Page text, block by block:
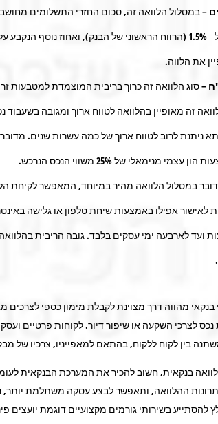
–במסלול הלוואה זה, סכום החזרי התשלומים מחושב
בה. זאת, בתוספת של 1.5% (הרווח הראשוני של הבנק),
את הלווה.
–סוג הלוואה זה כרוך בריבית המוצמדת למטבעות
זה מאופיין בהלוואה לטווח ארוך ומגובה בשעבוד
ניתנת לרוב לטווח ארוך של כמה עשרות שנים.
מנימאלי של 25% משווי הנכס הנרכש.
במסלול הלוואה מהיר במיוחד, המאפשר לקיחת
לאישור אפילו באמצעות שיחת טלפון או גלישה
ועד לארבעה ימי עסקים בלבד. גובה הריבית
בנקאי מהווה דרך מצוינת לקבלת מימון כספי לצרכים
לצרכי השקעה או שיפור דיור. לקוחות פרטיים
בין לקוח ללקוח, בהתאם למאפייניו, צרכיו של
בנקאית, חשוב להכיר את המערכת הבנקאית
ההלוואה, ותאפשר לבצע עסקה משתלמת יותר,
בשירותי גורמים מקצועיים דוגמת יועצים